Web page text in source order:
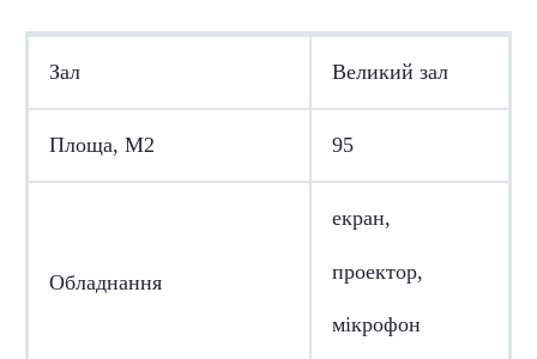
Зал Великий зал
Площа, М2 95
Обладнання
екран,
проектор,
мікрофон